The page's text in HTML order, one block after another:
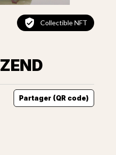
Collectible NFT
Partager (QR code)